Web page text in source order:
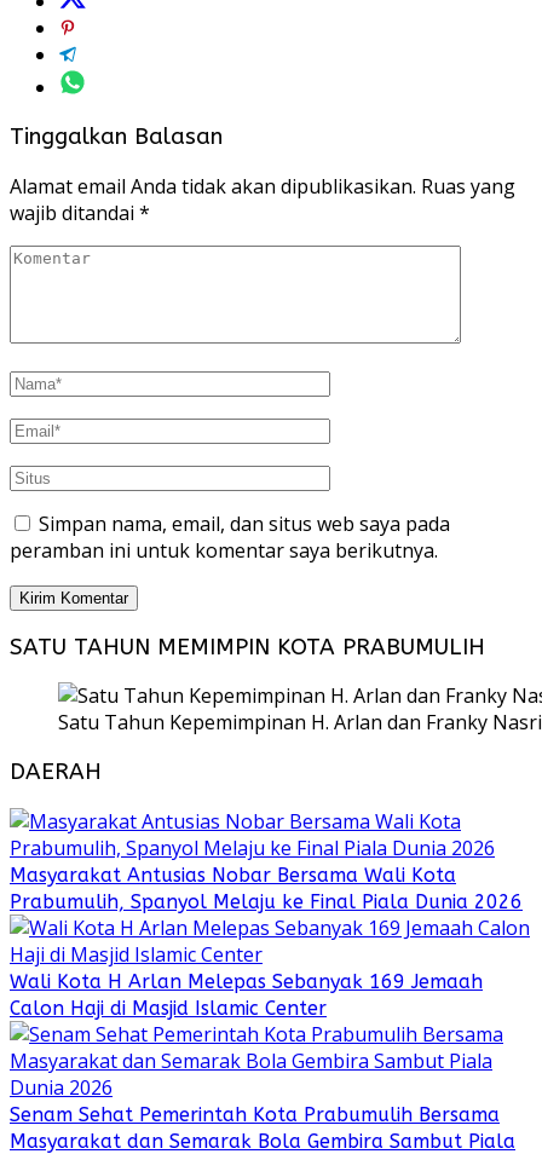
Tinggalkan Balasan
Alamat email Anda tidak akan dipublikasikan. Ruas yang
wajib ditandai *
Simpan nama, email, dan situs web saya pada
peramban ini untuk komentar saya berikutnya.
SATU TAHUN MEMIMPIN KOTA PRABUMULIH
Satu Tahun Kepemimpinan H. Arlan dan Franky
DAERAH
Masyarakat Antusias Nobar Bersama Wali Kota
Prabumulih, Spanyol Melaju ke Final Piala Dunia 2026
Wali Kota H Arlan Melepas Sebanyak 169 Jemaah
Calon Haji di Masjid Islamic Center
Senam Sehat Pemerintah Kota Prabumulih Bersama
Masyarakat dan Semarak Bola Gembira Sambut Piala